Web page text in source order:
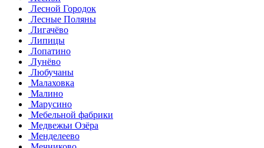
Лесной Городок
Лесные Поляны
Лигачёво
Липицы
Лопатино
Лунёво
Любучаны
Малаховка
Малино
Марусино
Мебельной фабрики
Медвежьи Озёра
Менделеево